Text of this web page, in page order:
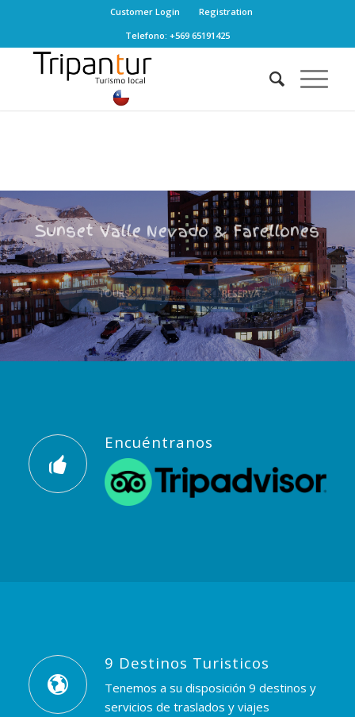
Customer Login
Registration
Telefono: +569 65191425
Sunset Valle Nevado & Farellones
TOURS RESERVA
Encuéntranos
9 Destinos Turisticos
Tenemos a su disposición 9 destinos y
servicios de traslados y viajes